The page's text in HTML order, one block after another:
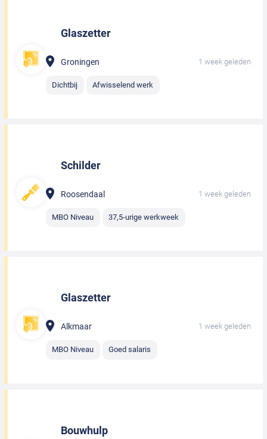
Glaszetter
Groningen 1 week geleden
Dichtbij Afwisselend werk
Schilder
Roosendaal 1 week geleden
MBO Niveau 37,5-urige werkweek
Glaszetter
Alkmaar 1 week geleden
MBO Niveau Goed salaris
Bouwhulp